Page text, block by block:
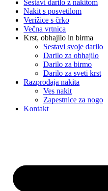
Sestavi darilo z nakitom
Nakit s posvetilom
Verižice s črko
Večna vrtnica
Krst, obhajilo in birma
Sestavi svoje darilo
Darilo za obhajilo
Darilo za birmo
Darilo za sveti krst
Razprodaja nakita
Ves nakit
Zapestnice za nogo
Kontakt